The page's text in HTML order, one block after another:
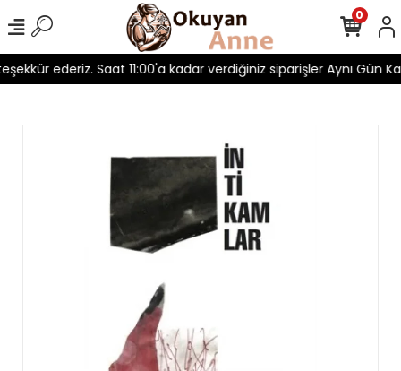
ederiz. Saat 11:00'a kadar verdiğiniz siparişler Aynı Gün
0